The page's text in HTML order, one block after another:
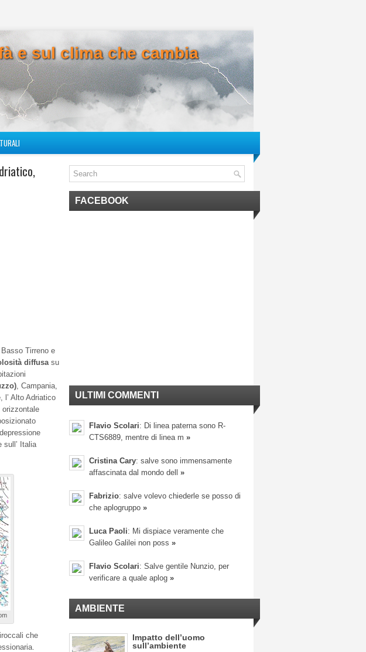
e sul clima che cambia
Tirreno e
diffusasu
, Campania,
l’ Alto Adriatico
orizzontale
sull’ Italia
che
FACEBOOK
ULTIMI COMMENTI
Flavio Scolari: Di linea paterna sono R-
CTS6889, mentre di linea m »
Cristina Cary: salve sono immensamente
affascinata dal mondo dell »
Fabrizio: salve volevo chiederle se posso di
che aplogruppo »
Luca Paoli: Mi dispiace veramente che
Galileo Galilei non poss »
Flavio Scolari: Salve gentile Nunzio, per
verificare a quale aplog »
AMBIENTE
Impatto dell’uomo
sull’ambiente